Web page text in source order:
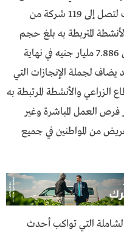
عدد الشركات الكبرى التي يمولها البنك لتصل إلى 119 شركة من
المتربطة به بلغ حجم
تمويلاتها نحو 12.421 مليار جنيه مقابل 7.886 مليار جنيه في نهاية
يضاف لجملة الإنجازات التي
الزراعي والأنشطة المرتبطة به
العمل المباشرة وغير
من المواطنين في جميع
التي تواكب أحدث